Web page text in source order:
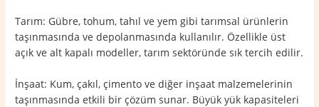
Tarım: Gübre, tohum, tahıl ve yem gibi tarımsal ürünlerin
taşınmasında ve depolanmasında kullanılır. Özellikle üst
açık ve alt kapalı modeller, tarım sektöründe sık tercih edilir.
İnşaat: Kum, çakıl, çimento ve diğer inşaat malzemelerinin
taşınmasında etkili bir çözüm sunar. Büyük yük kapasiteleri